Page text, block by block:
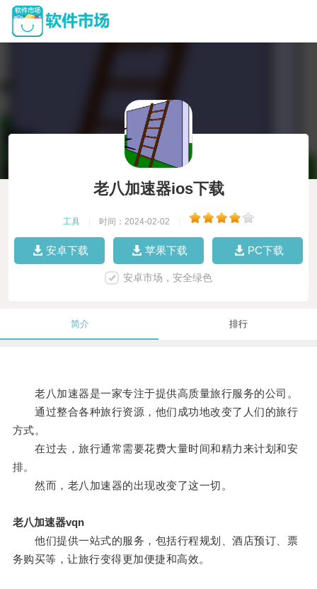
老八加速器ios下载
工具 时间：2024-02-02
安卓下载 苹果下载 PC下载
安卓市场，安全绿色
简介 排行
老八加速器是一家专注于提供高质量旅行服务的公司。
通过整合各种旅行资源，他们成功地改变了人们的旅行
方式。
在过去，旅行通常需要花费大量时间和精力来计划和安
排。
然而，老八加速器的出现改变了这一切。
老八加速器vqn
他们提供一站式的服务，包括行程规划、酒店预订、票
务购买等，让旅行变得更加便捷和高效。